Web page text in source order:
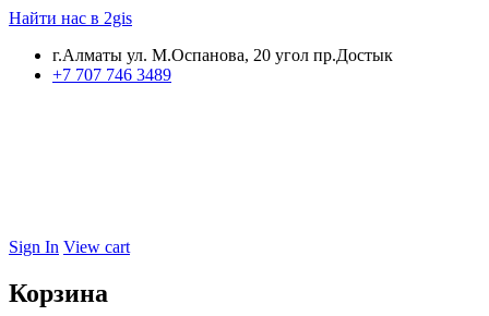
Найти нас в 2gis
г.Алматы ул. М.Оспанова, 20 угол пр.Достык
+7 707 746 3489
Sign In View cart
Корзина